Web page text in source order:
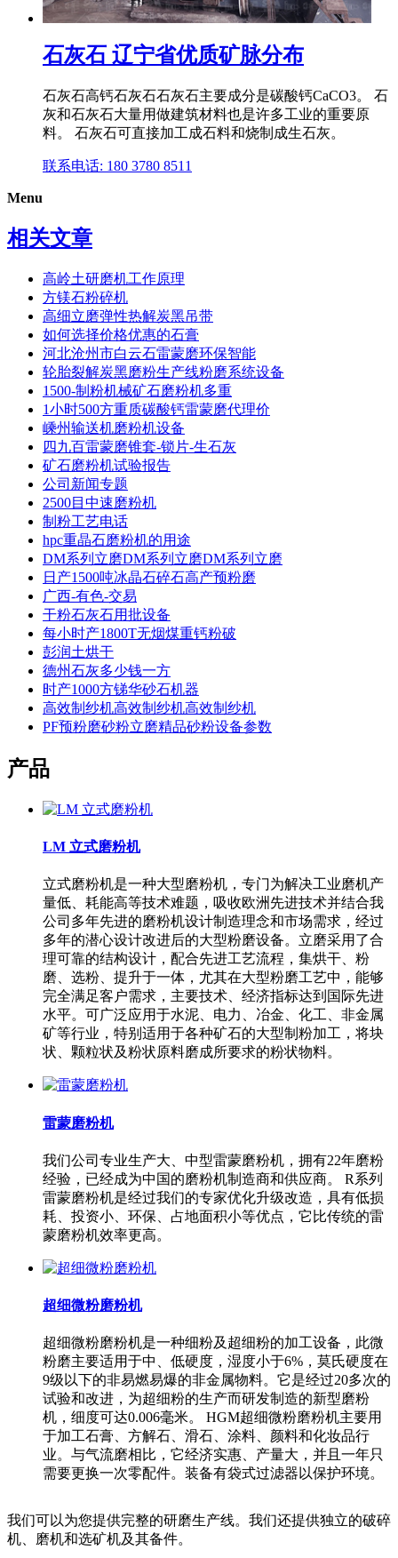
石灰石 辽宁省优质矿脉分布
石灰石高钙石灰石石灰石主要成分是碳酸钙CaCO3。 石
灰和石灰石大量用做建筑材料也是许多工业的重要原
料。 石灰石可直接加工成石料和烧制成生石灰。
联系电话: 180 3780 8511
Menu
相关文章
高岭土研磨机工作原理
方镁石粉碎机
高细立磨弹性热解炭黑吊带
如何选择价格优惠的石膏
河北沧州市白云石雷蒙磨环保智能
轮胎裂解炭黑磨粉生产线粉磨系统设备
1500-制粉机械矿石磨粉机多重
1小时500方重质碳酸钙雷蒙磨代理价
嵊州输送机磨粉机设备
四九百雷蒙磨锥套-锁片-生石灰
矿石磨粉机试验报告
公司新闻专题
2500目中速磨粉机
制粉工艺电话
hpc重晶石磨粉机的用途
DM系列立磨DM系列立磨DM系列立磨
日产1500吨冰晶石碎石高产预粉磨
广西-有色-交易
干粉石灰石用批设备
每小时产1800T无烟煤重钙粉破
彭润土烘干
德州石灰多少钱一方
时产1000方锑华砂石机器
高效制纱机高效制纱机高效制纱机
PF预粉磨砂粉立磨精品砂粉设备参数
产品
LM 立式磨粉机
立式磨粉机是一种大型磨粉机，专门为解决工业磨机产
量低、耗能高等技术难题，吸收欧洲先进技术并结合我
公司多年先进的磨粉机设计制造理念和市场需求，经过
多年的潜心设计改进后的大型粉磨设备。立磨采用了合
理可靠的结构设计，配合先进工艺流程，集烘干、粉
磨、选粉、提升于一体，尤其在大型粉磨工艺中，能够
完全满足客户需求，主要技术、经济指标达到国际先进
水平。可广泛应用于水泥、电力、冶金、化工、非金属
矿等行业，特别适用于各种矿石的大型制粉加工，将块
状、颗粒状及粉状原料磨成所要求的粉状物料。
雷蒙磨粉机
我们公司专业生产大、中型雷蒙磨粉机，拥有22年磨粉
经验，已经成为中国的磨粉机制造商和供应商。 R系列
雷蒙磨粉机是经过我们的专家优化升级改造，具有低损
耗、投资小、环保、占地面积小等优点，它比传统的雷
蒙磨粉机效率更高。
超细微粉磨粉机
超细微粉磨粉机是一种细粉及超细粉的加工设备，此微
粉磨主要适用于中、低硬度，湿度小于6%，莫氏硬度在
9级以下的非易燃易爆的非金属物料。它是经过20多次的
试验和改进，为超细粉的生产而研发制造的新型磨粉
机，细度可达0.006毫米。 HGM超细微粉磨粉机主要用
于加工石膏、方解石、滑石、涂料、颜料和化妆品行
业。与气流磨相比，它经济实惠、产量大，并且一年只
需要更换一次零配件。装备有袋式过滤器以保护环境。
我们可以为您提供完整的研磨生产线。我们还提供独立的破碎
机、磨机和选矿机及其备件。